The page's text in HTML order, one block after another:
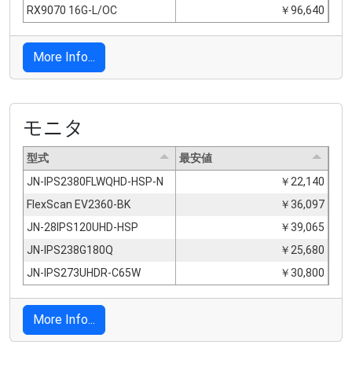
RX9070 16G-L/OC
￥96,640
More Info...
モニタ
型式
最安値
JN-IPS2380FLWQHD-HSP-N
￥22,140
FlexScan EV2360-BK
￥36,097
JN-28IPS120UHD-HSP
￥39,065
JN-IPS238G180Q
￥25,680
JN-IPS273UHDR-C65W
￥30,800
More Info...